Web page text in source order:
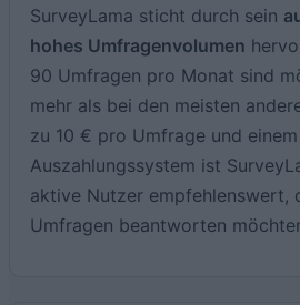
SurveyLama sticht durch sein
hohes Umfragenvolumen
90 Umfragen pro Monat sind
mehr als bei den meisten
zu 10 € pro Umfrage und
Auszahlungssystem ist
aktive Nutzer empfehlenswert,
Umfragen beantworten